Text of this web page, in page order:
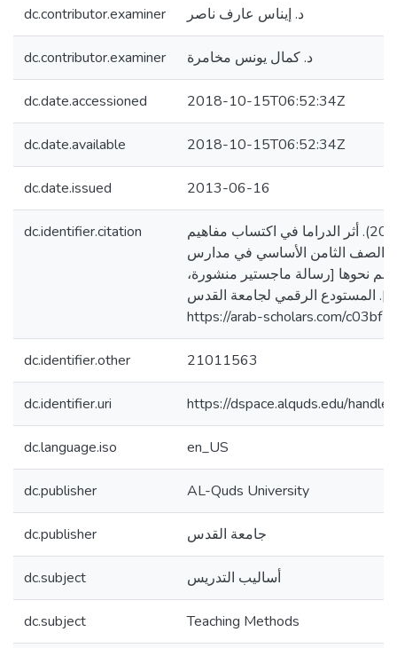
dc.contributor.examiner د. إيناس عارف ناصر
dc.contributor.examiner د. كمال يونس مخامرة
dc.date.accessioned 2018-10-15T06:52:34Z
dc.date.available 2018-10-15T06:52:34Z
dc.date.issued 2013-06-16
dc.identifier.citation
سليم، هشام احمد. (2013). أثر الدراما في اكتساب مفاهيم
الصف الثامن الأساسي في مدارس
نحوها [رسالة ماجستير منشورة،
المستودع الرقمي لجامعة القدس.
https://arab-scholars.com/c03bf1
dc.identifier.other 21011563
dc.identifier.uri https://dspace.alquds.edu/
dc.language.iso en_US
dc.publisher AL-Quds University
dc.publisher جامعة القدس
dc.subject أساليب التدريس
dc.subject Teaching Methods